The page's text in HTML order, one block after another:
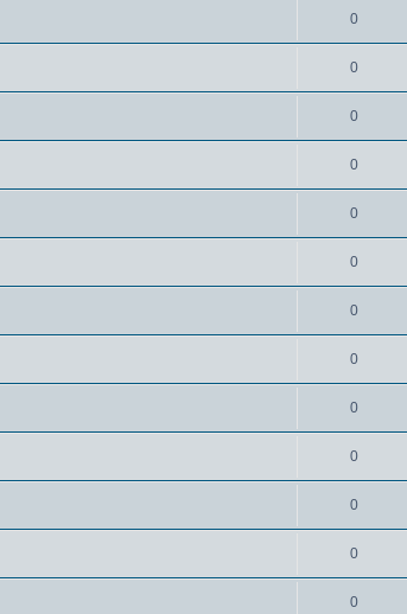
0
0
0
0
0
0
0
0
0
0
0
0
0